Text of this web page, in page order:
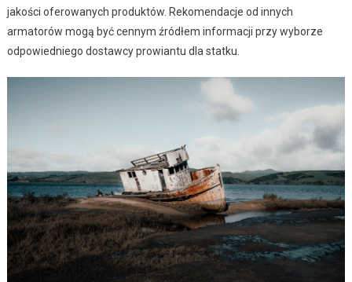
jakości oferowanych produktów. Rekomendacje od innych
armatorów mogą być cennym źródłem informacji przy wyborze
odpowiedniego dostawcy prowiantu dla statku.